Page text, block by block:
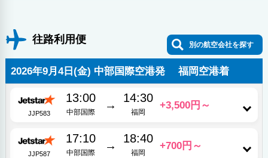
往路利用便 別の航空会社を探す
2026年9月4日(金) 中部国際空港発 福岡空港着
JJP583
13:00
中部国際
→
14:30
福岡
+3,500円～
JJP587
17:10
中部国際
→
18:40
福岡
+700円～